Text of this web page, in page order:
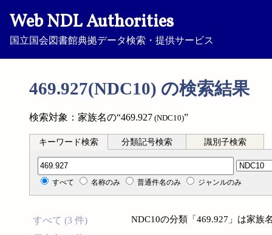
Web NDL Authorities
国立国会図書館典拠データ検索・提供サービス
469.927(NDC10) の検索結果
検索対象：家族名の“469.927 (NDC10)”
キーワード検索 分類記号検索 識別子検索
分類記号検索
すべて 名称のみ 普通件名のみ ジャンルのみ
すべて (3 件)
NDC10の分類「469.927」は家族